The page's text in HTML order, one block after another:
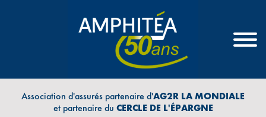
Association d'assurés partenaire d'AG2R LA MONDIALE
et partenaire du CERCLE DE L'ÉPARGNE